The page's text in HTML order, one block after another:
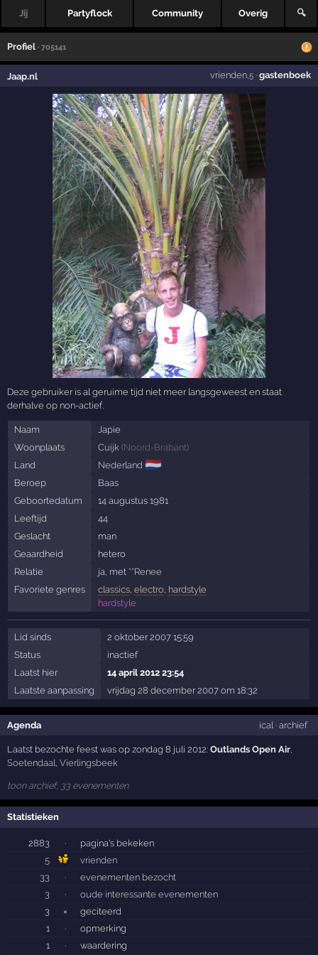
Jij Partyflock Community Overig 🔍
Profiel · 705141
Jaap.nl vrienden,5· gastenboek
Deze gebruiker is al geruime tijd niet meer langsgeweest en staat
derhalve op non-actief.
Naam
Japie
Woonplaats
Cuijk (Noord-Brabant)
Land
Nederland 🇳🇱
Beroep
Baas
Geboortedatum
14 augustus 1981
Leeftijd
44
Geslacht
man
Geaardheid
hetero
Relatie
ja, met **Renee
Favoriete genres
classics, electro, hardstyle
hardstyle
Lid sinds
2 oktober 2007 15:59
Status
inactief
Laatst hier
14 april 2012 23:54
Laatste aanpassing
vrijdag 28 december 2007 om 18:32
Agenda ical · archief
Laatst bezochte feest was op zondag 8 juli 2012:Outlands Open Air,
Soetendaal,Vierlingsbeek
toon archief, 33 evenementen
Statistieken
2883 ·
pagina's bekeken
5
vrienden
33
·
evenementen bezocht
3
·
oude interessante evenementen
3
×
geciteerd
1
·
opmerking
1
· waardering